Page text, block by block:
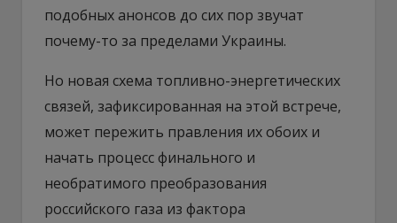
подобных анонсов до сих пор звучат
почему-то за пределами Украины.
Но новая схема топливно-энергетических
связей, зафиксированная на этой встрече,
может пережить правления их обоих и
начать процесс финального и
необратимого преобразования
российского газа из фактора